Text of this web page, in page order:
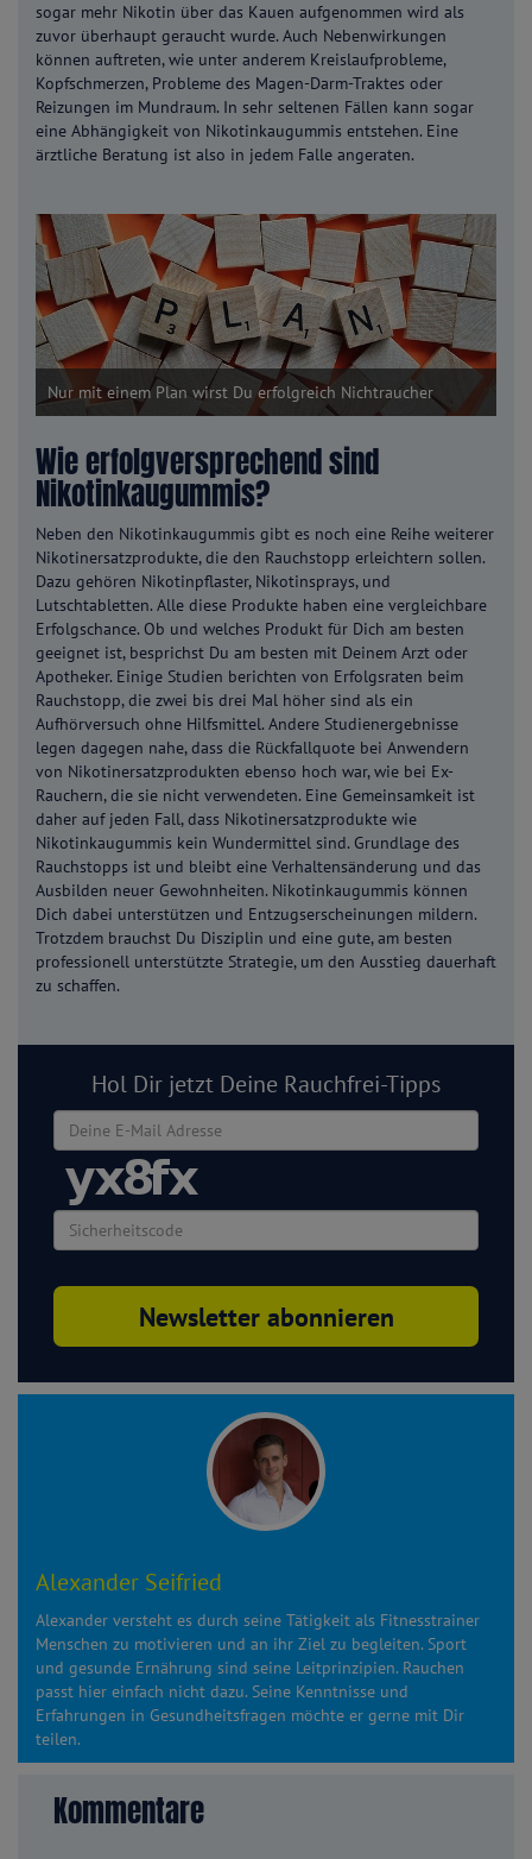
sogar mehr Nikotin über das Kauen aufgenommen wird als
zuvor überhaupt geraucht wurde. Auch Nebenwirkungen
können auftreten, wie unter anderem Kreislaufprobleme,
Kopfschmerzen, Probleme des Magen-Darm-Traktes oder
Reizungen im Mundraum. In sehr seltenen Fällen kann sogar
eine Abhängigkeit von Nikotinkaugummis entstehen. Eine
ärztliche Beratung ist also in jedem Falle angeraten.
Nur mit einem Plan wirst Du erfolgreich Nichtraucher
Wie erfolgversprechend sind
Nikotinkaugummis?
Neben den Nikotinkaugummis gibt es noch eine Reihe weiterer
Nikotinersatzprodukte, die den Rauchstopp erleichtern sollen.
Dazu gehören Nikotinpflaster, Nikotinsprays, und
Lutschtabletten. Alle diese Produkte haben eine vergleichbare
Erfolgschance. Ob und welches Produkt für Dich am besten
geeignet ist, besprichst Du am besten mit Deinem Arzt oder
Apotheker. Einige Studien berichten von Erfolgsraten beim
Rauchstopp, die zwei bis drei Mal höher sind als ein
Aufhörversuch ohne Hilfsmittel. Andere Studienergebnisse
legen dagegen nahe, dass die Rückfallquote bei Anwendern
von Nikotinersatzprodukten ebenso hoch war, wie bei Ex-
Rauchern, die sie nicht verwendeten. Eine Gemeinsamkeit ist
daher auf jeden Fall, dass Nikotinersatzprodukte wie
Nikotinkaugummis kein Wundermittel sind. Grundlage des
Rauchstopps ist und bleibt eine Verhaltensänderung und das
Ausbilden neuer Gewohnheiten. Nikotinkaugummis können
Dich dabei unterstützen und Entzugserscheinungen mildern.
Trotzdem brauchst Du Disziplin und eine gute, am besten
professionell unterstützte Strategie, um den Ausstieg dauerhaft
zu schaffen.
Hol Dir jetzt Deine Rauchfrei-Tipps
Alexander Seifried
Alexander versteht es durch seine Tätigkeit als Fitnesstrainer
Menschen zu motivieren und an ihr Ziel zu begleiten. Sport
und gesunde Ernährung sind seine Leitprinzipien. Rauchen
passt hier einfach nicht dazu. Seine Kenntnisse und
Erfahrungen in Gesundheitsfragen möchte er gerne mit Dir
teilen.
Kommentare